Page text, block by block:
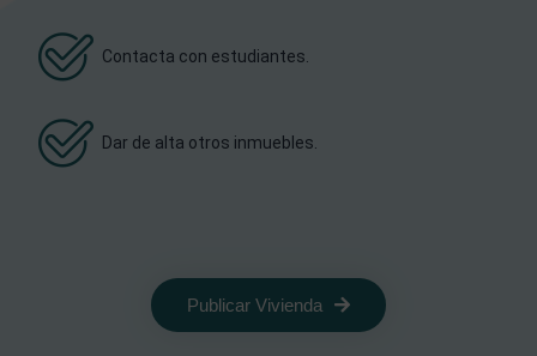
Contacta con estudiantes.
Dar de alta otros inmuebles.
Publicar Vivienda